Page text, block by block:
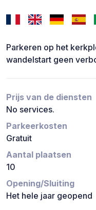
Parkeren op het
wandelstart geen
Prijs van de diensten
No services.
Parkeerkosten
Gratuit
Aantal plaatsen
10
Opening/Sluiting
Het hele jaar geopend